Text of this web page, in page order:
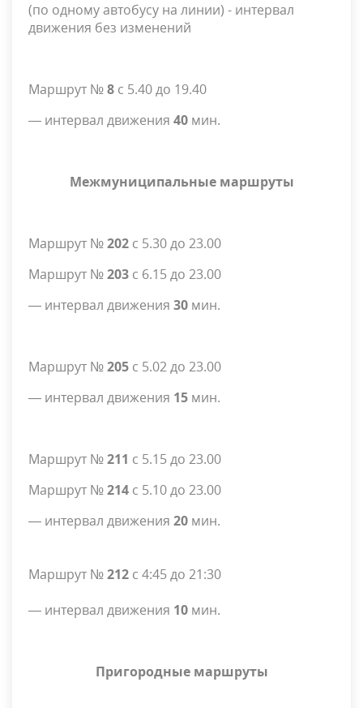
(по одному автобусу на линии) - интервал
движения без изменений
Маршрут №8 с 5.40 до 19.40
— интервал движения 40 мин.
Межмуниципальные маршруты
Маршрут №202 с 5.30 до 23.00
Маршрут №203 с 6.15 до 23.00
— интервал движения 30 мин.
Маршрут №205 с 5.02 до 23.00
— интервал движения 15 мин.
Маршрут №211 с 5.15 до 23.00
Маршрут №214 с 5.10 до 23.00
— интервал движения 20 мин.
Маршрут №212 с 4:45 до 21:30
— интервал движения 10 мин.
Пригородные маршруты